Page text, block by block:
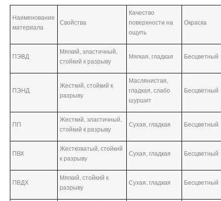
Наименование
материала
Свойства
Качество
поверхности на
ощупь
Окраска
ПЭВД
Мягкий, эластичный,
стойкий к разрыву
Мягкая, гладкая Бесцветный
ПЭНД
Жесткий, стойкий к
разрыву
Маслянистая,
гладкая, слабо
шуршит
Бесцветный
ПП
Жесткий, эластичный,
стойкий к разрыву
Сухая, гладкая Бесцветный
ПВХ
Жестковатый, стойкий
к разрыву
Сухая, гладкая Бесцветный
ПВДХ
Мягкий, стойкий к
разрыву
Сухая, гладкая Бесцветный